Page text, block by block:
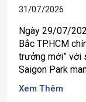
31/07/2026
Ngày 29/07/
Bắc TP.HCM
trưởng mới” với
Saigon Park
Xem Thêm